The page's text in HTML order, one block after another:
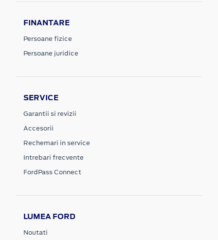
FINANTARE
Persoane fizice
Persoane juridice
SERVICE
Garantii si revizii
Accesorii
Rechemari in service
Intrebari frecvente
FordPass Connect
LUMEA FORD
Noutati